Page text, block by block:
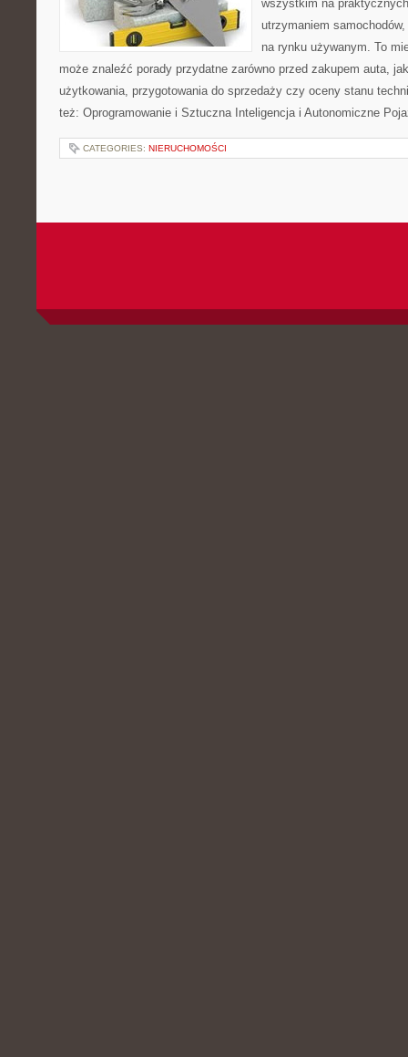
wszystkim na
utrzymaniem
na rynku używanym. To
może znaleźć porady przydatne zarówno przed zakupem auta,
użytkowania, przygotowania do sprzedaży czy oceny stanu
też: Oprogramowanie i Sztuczna Inteligencja i Autonomiczne
CATEGORIES: NIERUCHOMOŚCI